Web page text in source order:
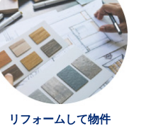
リフォームして物件